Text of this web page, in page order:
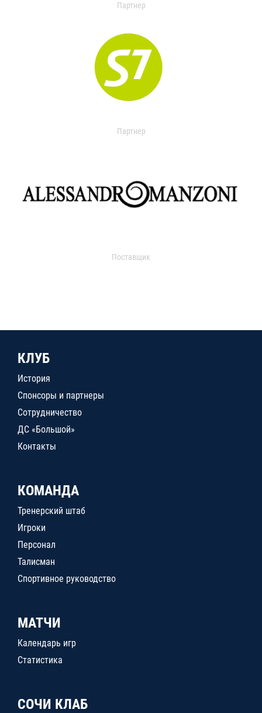
Партнер
Партнер
Поставщик
КЛУБ
История
Спонсоры и партнеры
Сотрудничество
ДС «Большой»
Контакты
КОМАНДА
Тренерский штаб
Игроки
Персонал
Талисман
Спортивное руководство
МАТЧИ
Календарь игр
Статистика
СОЧИ КЛАБ